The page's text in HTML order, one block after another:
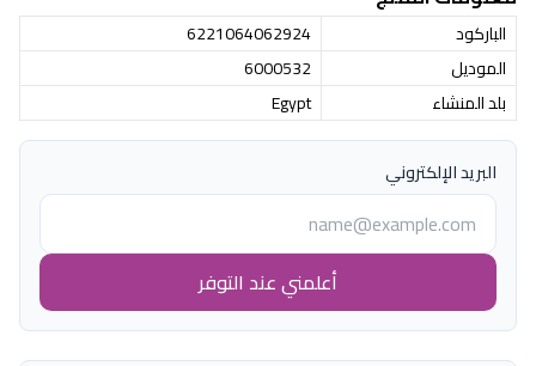
الباركود
6221064062924
الموديل
6000532
بلد المنشاء
Egypt
البريد الإلكتروني
أعلمني عند التوفر